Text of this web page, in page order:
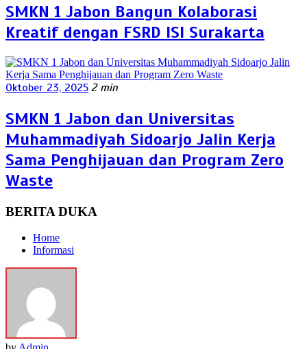
SMKN 1 Jabon Bangun Kolaborasi
Kreatif dengan FSRD ISI Surakarta
Oktober 23, 2025 2 min
SMKN 1 Jabon dan Universitas
Muhammadiyah Sidoarjo Jalin Kerja
Sama Penghijauan dan Program Zero
Waste
BERITA DUKA
Home
Informasi